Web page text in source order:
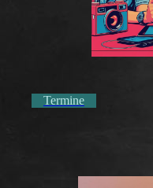
Termine